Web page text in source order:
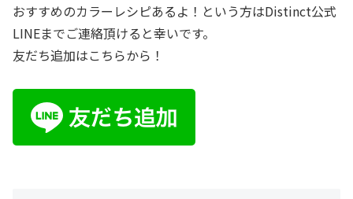
おすすめのカラーレシピあるよ！という方はDistinct公式
LINEまでご連絡頂けると幸いです。
友だち追加はこちらから！